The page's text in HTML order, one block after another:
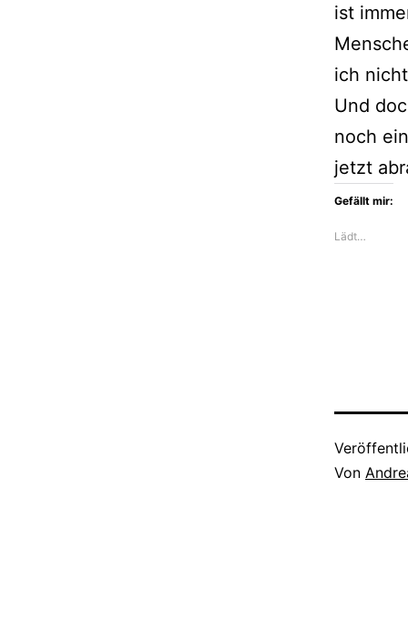
ist
ich
Und
noch
jetzt
Gefällt mir:
Lädt…
Von